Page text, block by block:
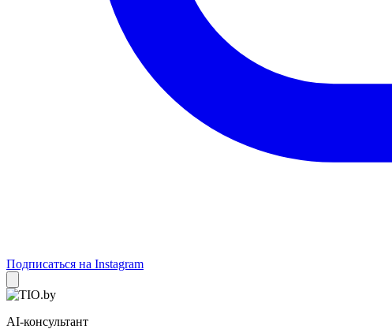
Подписаться на Instagram
AI-консультант